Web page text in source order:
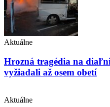
Aktuálne
Hrozná tragédia na
vyžiadali až osem obetí
Aktuálne